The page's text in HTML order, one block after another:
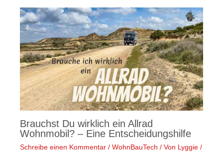
Brauchst Du wirklich ein Allrad
Wohnmobil? – Eine Entscheidungshilfe
Schreibe einen Kommentar / WohnBauTech / Von Lyggie /